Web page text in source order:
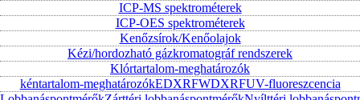
ICP-MS spektrométerek
ICP-OES spektrométerek
Kenőzsírok/Kenőolajok
Kézi/hordozható gázkromatográf rendszerek
Klórtartalom-meghatározók
kéntartalom-meghatározókEDXRFWDXRFUV-fluoreszcencia